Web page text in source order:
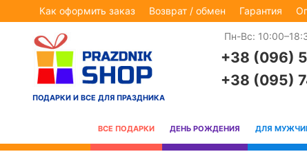
Как оформить заказ Возврат / обмен Гарантия
ПОДАРКИ И ВСЕ ДЛЯ ПРАЗДНИКА
Пн-Вс:
+38 (096)
+38 (095)
ВСЕ ПОДАРКИ ДЕНЬ РОЖДЕНИЯ ДЛЯ